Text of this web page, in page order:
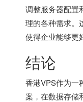
调整服务器配置
理的各种需求。
使得企业能够更
结论
香港VPS作为一
案，在数据存储